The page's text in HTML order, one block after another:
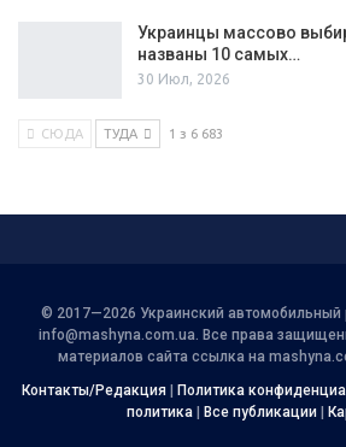
Украинцы массово
названы 10 самых…
30 Июл, 2026
СЮДА ТУДА 1 з 6 683
© 2017—2026 Украинский автомобильный
info@mashyna.com.ua. Все права
материалов сайта ссылка на
Контакты/Редакция| Политика
политика
Все публикации